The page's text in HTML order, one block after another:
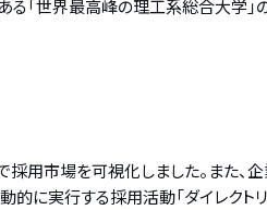
「世界最高峰の理工系総合大学」
採用市場を可視化しました。また、
的に実行する採用活動「ダイレクト